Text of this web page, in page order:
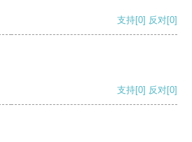
支持[0] 反对[0]
支持[0] 反对[0]